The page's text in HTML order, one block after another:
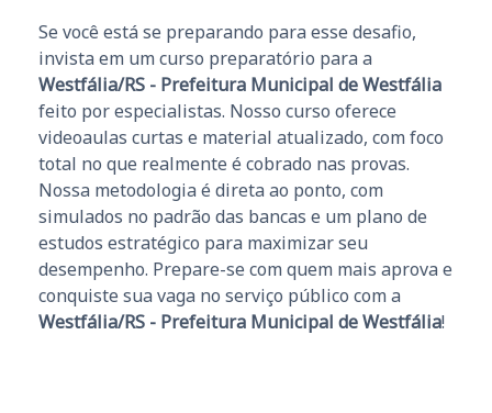
Se você está se preparando para esse desafio,
invista em um curso preparatório para a
Westfália/RS - Prefeitura Municipal de Westfália
feito por especialistas. Nosso curso oferece
videoaulas curtas e material atualizado, com foco
total no que realmente é cobrado nas provas.
Nossa metodologia é direta ao ponto, com
simulados no padrão das bancas e um plano de
estudos estratégico para maximizar seu
desempenho. Prepare-se com quem mais aprova e
conquiste sua vaga no serviço público com a
Westfália/RS - Prefeitura Municipal de Westfália!